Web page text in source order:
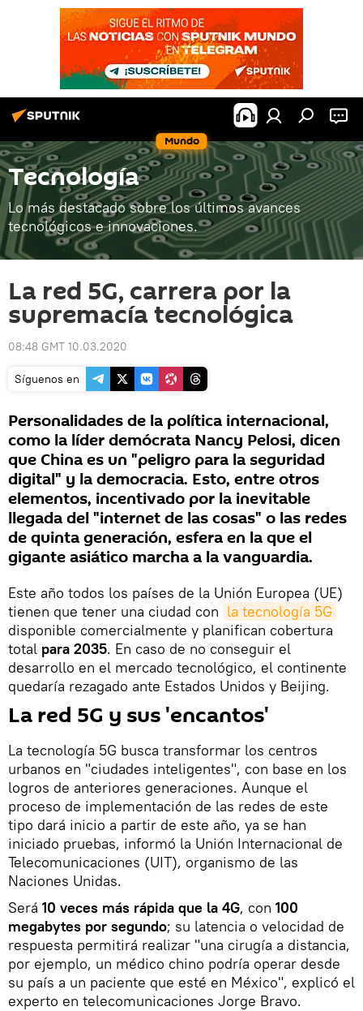
Mundo
Tecnología
Lo más destacado sobre los últimos avances
tecnológicos e innovaciones.
La red 5G, carrera por la
supremacía tecnológica
08:48 GMT 10.03.2020
Síguenos en
Personalidades de la política internacional,
como la líder demócrata Nancy Pelosi, dicen
que China es un "peligro para la seguridad
digital" y la democracia. Esto, entre otros
elementos, incentivado por la inevitable
llegada del "internet de las cosas" o las redes
de quinta generación, esfera en la que el
gigante asiático marcha a la vanguardia.
Este año todos los países de la Unión Europea (UE)
tienen que tener una ciudad con la tecnología 5G
disponible comercialmente y planifican cobertura
total para 2035. En caso de no conseguir el
desarrollo en el mercado tecnológico, el continente
quedaría rezagado ante Estados Unidos y Beijing.
La red 5G y sus 'encantos'
La tecnología 5G busca transformar los centros
urbanos en "ciudades inteligentes", con base en los
logros de anteriores generaciones. Aunque el
proceso de implementación de las redes de este
tipo dará inicio a partir de este año, ya se han
iniciado pruebas, informó la Unión Internacional de
Telecomunicaciones (UIT), organismo de las
Naciones Unidas.
Será 10 veces más rápida que la 4G, con 100
megabytes por segundo; su latencia o velocidad de
respuesta permitirá realizar "una cirugía a distancia,
por ejemplo, un médico chino podría operar desde
su país a un paciente que esté en México", explicó el
experto en telecomunicaciones Jorge Bravo.